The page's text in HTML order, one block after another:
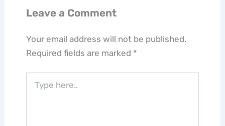
Leave a Comment
Your email address will not be published.
Required fields are marked *
here..